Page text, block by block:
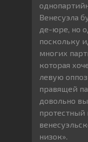
Венесуэла
де-юре, но
поскольку
многих
которая
левую
правящей
довольно
протестный
низок».